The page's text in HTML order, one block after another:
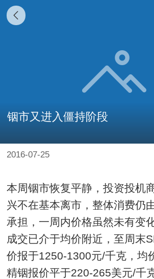
铟市又进入僵持阶段
2016-07-25
本周铟市恢复平静，投资投机
兴不在基本离市，整体消费仍
承担，一周内价格虽然未有变
成交已介于均价附近，至周末
价报于1250-1300元/千克，均
精铟报价平于220-265美元/千